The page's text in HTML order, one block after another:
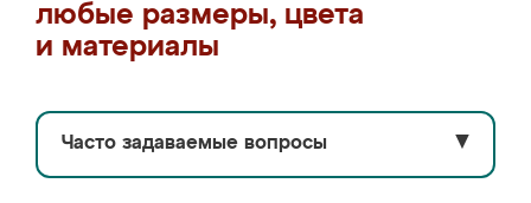
любые размеры, цвета
и материалы
Часто задаваемые вопросы ▼